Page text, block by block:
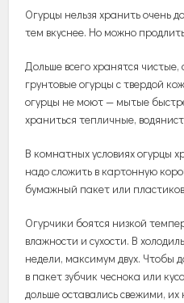
Огурцы нельзя хранить очень
тем вкуснее. Но можно
Дольше всего хранятся
грунтовые огурцы с твердой
огурцы не моют — мытые
храниться тепличные,
В комнатных условиях огурцы
надо сложить в картонную
бумажный пакет или
Огурчики боятся низкой
влажности и сухости. В
недели, максимум двух. Чтобы
в пакет зубчик чеснока или
дольше оставались свежими, их